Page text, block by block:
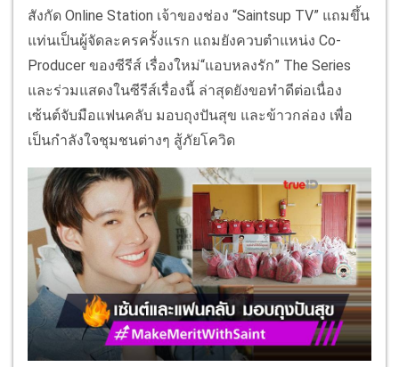
สังกัด Online Station เจ้าของช่อง “Saintsup TV” แถมขึ้น
แท่นเป็นผู้จัดละครครั้งแรก แถมยังควบตำแหน่ง Co-
Producer ของซีรีส์ เรื่องใหม่“แอบหลงรัก” The Series
และร่วมแสดงในซีรีส์เรื่องนี้ ล่าสุดยังขอทำดีต่อเนื่อง
เซ้นต์จับมือแฟนคลับ มอบถุงปันสุข และข้าวกล่อง เพื่อ
เป็นกำลังใจชุมชนต่างๆ สู้ภัยโควิด